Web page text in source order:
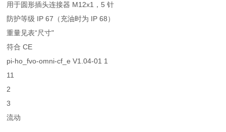
用于圆形插头连接器 M12x1，5 针
防护等级 IP 67（充油时为 IP 68）
重量见表“尺寸"
符合 CE
pi-ho_fvo-omni-cf_e V1.04-01 1
11
2
3
流动